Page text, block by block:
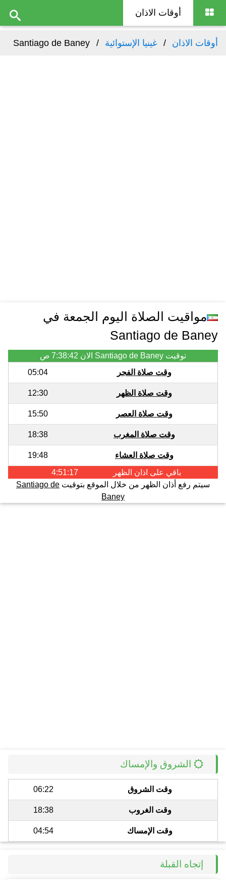
أوقات الاذان
أوقات الاذان غينيا الإستوائية Santiago de Baney
مواقيت الصلاة اليوم الجمعة في
Santiago de Baney
توقيت Santiago de Baney الان
7:38:42 ص
وقت صلاة الفجر
05:04
وقت صلاة الظهر 12:30
وقت صلاة العصر 15:50
وقت صلاة المغرب 18:38
وقت صلاة العشاء
19:48
باقي على اذان الظهر
4:51:16
سيتم رفع أذان الظهر من خلال الموقع بتوقيت Santiago de
Baney
الشروق والإمساك
وقت الشروق 06:22
وقت الغروب 18:38
وقت الإمساك 04:54
إتجاه القبلة